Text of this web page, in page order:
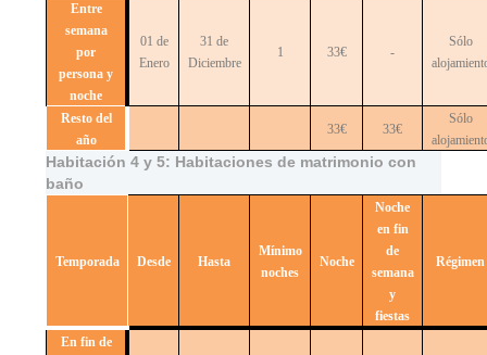
Entre
semana
por
persona y
noche
01 de
Enero
31 de
Diciembre
1 33€ -
Sólo
Resto del
año
33€ 33€
Sólo
Habitación 4 y 5: Habitaciones de matrimonio con
baño
Temporada Desde Hasta
Mínimo
noches
Noche
Noche
en fin
de
semana
y
fiestas
Régimen
En fin de